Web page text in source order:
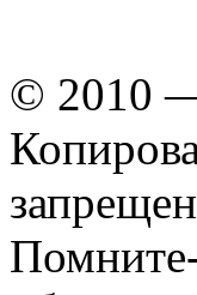
© 2010